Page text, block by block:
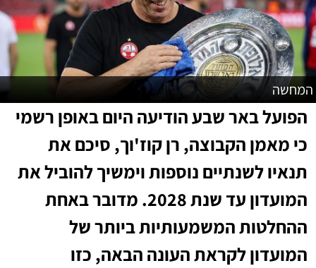
המחשה
הפועל באר שבע הודיעה היום באופן רשמי
כי מאמן הקבוצה, רן קוז'וך, סיכם את
תנאיו לשנתיים נוספות וימשיך להוביל את
המועדון עד שנת 2028. מדובר באחת
ההחלטות המשמעותיות ביותר של
המועדון לקראת העונה הבאה, כזו